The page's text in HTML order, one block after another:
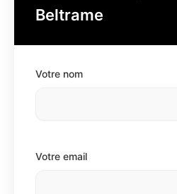
Beltrame
Votre nom
Votre email